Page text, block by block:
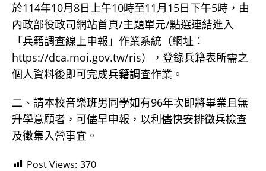
於114年10月8日上午10時至11月15日下午5時，由
內政部役政司網站首頁/主題單元/點選連結進入
「兵籍調查線上申報」作業系統（網址：
https://dca.moi.gov.tw/ris），登錄兵籍表所需之
個人資料後即可完成兵籍調查作業。
二、請本校音樂班男同學如有96年次即將畢業且無
升學意願者，可儘早申報，以利儘快安排徵兵檢查
及徵集入營事宜。
Post Views: 370